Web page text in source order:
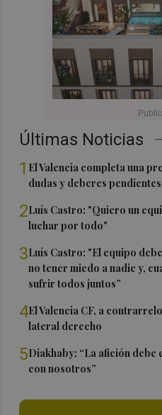
Últimas Noticias
1 El Valencia completa una
dudas y deberes pendientes
2Luís Castro: "Quiero un
luchar por todo"
3Luís Castro: "El equipo
no tener miedo a nadie y,
sufrir todos juntos”
4El Valencia CF, a
lateral derecho
5Diakhaby: “La afición debe
con nosotros”